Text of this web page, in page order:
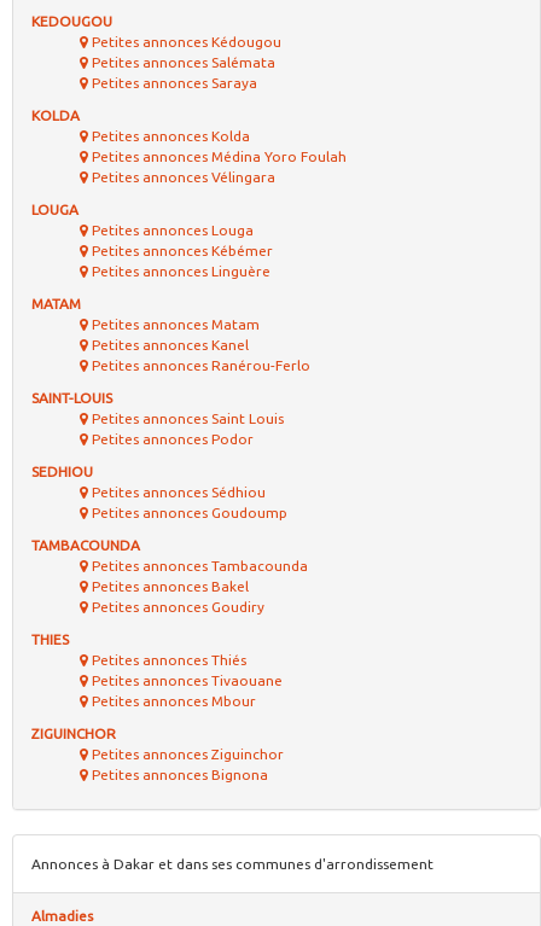
KEDOUGOU
Petites annonces Kédougou
Petites annonces Salémata
Petites annonces Saraya
KOLDA
Petites annonces Kolda
Petites annonces Médina Yoro Foulah
Petites annonces Vélingara
LOUGA
Petites annonces Louga
Petites annonces Kébémer
Petites annonces Linguère
MATAM
Petites annonces Matam
Petites annonces Kanel
Petites annonces Ranérou-Ferlo
SAINT-LOUIS
Petites annonces Saint Louis
Petites annonces Podor
SEDHIOU
Petites annonces Sédhiou
Petites annonces Goudoump
TAMBACOUNDA
Petites annonces Tambacounda
Petites annonces Bakel
Petites annonces Goudiry
THIES
Petites annonces Thiés
Petites annonces Tivaouane
Petites annonces Mbour
ZIGUINCHOR
Petites annonces Ziguinchor
Petites annonces Bignona
Annonces à Dakar et dans ses communes d'arrondissement
Almadies